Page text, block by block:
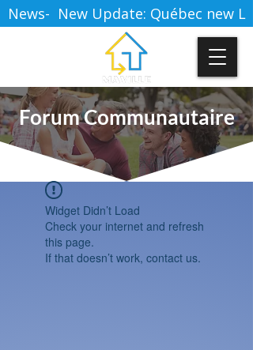
News-  New Update: Québec new
Forum Communautaire
Widget Didn’t Load
Check your internet and refresh
this page.
If that doesn’t work, contact us.